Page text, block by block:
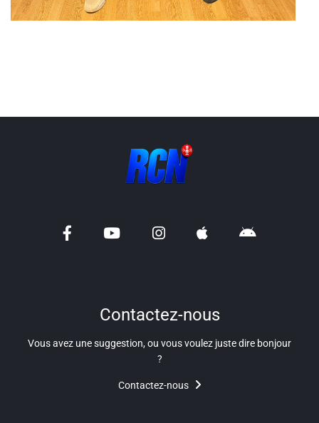
Ma Région Sud
Contactez-nous
Vous avez une suggestion, ou vous voulez juste dire bonjour
?
Contactez-nous